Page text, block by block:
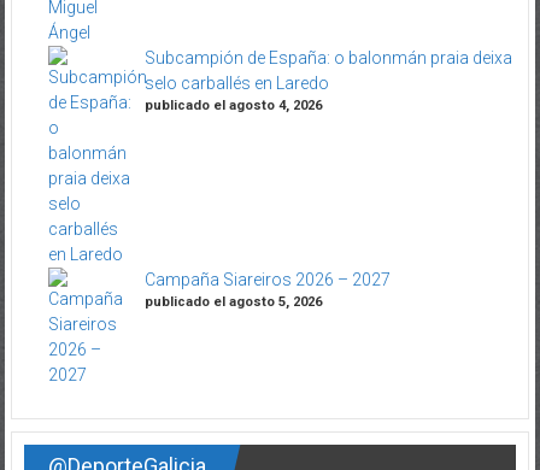
Subcampión de España: o balonmán praia deixa
selo carballés en Laredo
publicado el agosto 4, 2026
Campaña Siareiros 2026 – 2027
publicado el agosto 5, 2026